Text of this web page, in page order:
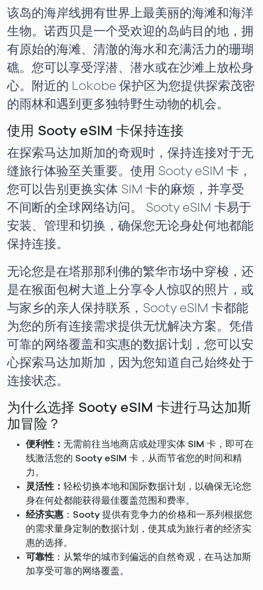
该岛的海岸线拥有世界上最美丽的海滩和海洋
生物。诺西贝是一个受欢迎的岛屿目的地，拥
有原始的海滩、清澈的海水和充满活力的珊瑚
礁。您可以享受浮潜、潜水或在沙滩上放松身
心。附近的 Lokobe 保护区为您提供探索茂密
的雨林和遇到更多独特野生动物的机会。
使用 Sooty eSIM 卡保持连接
在探索马达加斯加的奇观时，保持连接对于无
缝旅行体验至关重要。使用 Sooty eSIM 卡，
您可以告别更换实体 SIM 卡的麻烦，并享受
不间断的全球网络访问。 Sooty eSIM 卡易于
安装、管理和切换，确保您无论身处何地都能
保持连接。
无论您是在塔那那利佛的繁华市场中穿梭，还
是在猴面包树大道上分享令人惊叹的照片，或
与家乡的亲人保持联系，Sooty eSIM 卡都能
为您的所有连接需求提供无忧解决方案。凭借
可靠的网络覆盖和实惠的数据计划，您可以安
心探索马达加斯加，因为您知道自己始终处于
连接状态。
为什么选择 Sooty eSIM 卡进行马达加斯
加冒险？
便利性： 无需前往当地商店或处理实体 SIM 卡，即可在
线激活您的 Sooty eSIM 卡，从而节省您的时间和精
力。
灵活性： 轻松切换本地和国际数据计划，以确保无论您
身在何处都能获得最佳覆盖范围和费率。
经济实惠 ：Sooty 提供有竞争力的价格和一系列根据您
的需求量身定制的数据计划，使其成为旅行者的经济实
惠的选择。
可靠性 ：从繁华的城市到偏远的自然奇观，在马达加斯
加享受可靠的网络覆盖。